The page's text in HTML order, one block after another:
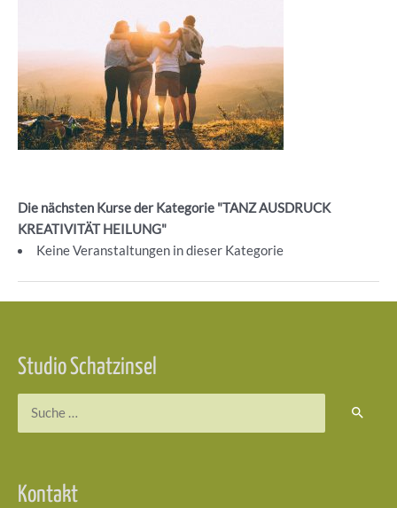
Die nächsten Kurse der Kategorie "TANZ AUSDRUCK
KREATIVITÄT HEILUNG"
Keine Veranstaltungen in dieser Kategorie
Studio Schatzinsel
Kontakt